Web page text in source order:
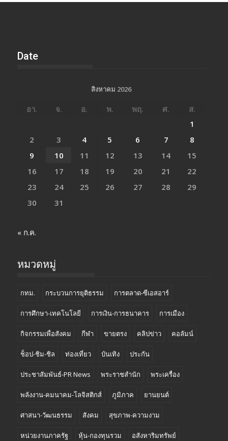
Date
สิงหาคม 2026
อา. จ. อ. พ. พฤ. ศ.
ส.
1
2
3 4 5 6 7
8
9
10 11 12 13 14
15
16
17 18 19 20 21
22
23
24 25 26 27 28
29
30
31
« ก.ค.
หมวดหมู่
กทม. กระบวนการยุติธรรม การตลาด-ซีเอสอาร์
การศึกษา-เทคโนโลยี การเงิน-การธนาคาร การเมือง
กิจกรรมเพื่อสังคม กีฬา ขายตรง คลิปข่าว คอลัมน์
ช็อป-ชิม-ชิล ท่องเที่ยว บันเทิง ประกัน
ประชาสัมพันธ์-PR News พระราชสำนัก พระเครื่อง
พลังงาน-คมนาคม-โลจิสติกส์ ภูมิภาค ยานยนต์
ศาสนา-วัฒนธรรม สังคม สุขภาพ-ความงาม
หน่วยงานภาครัฐ หุ้น-กองทุนรวม อสังหาริมทรัพย์